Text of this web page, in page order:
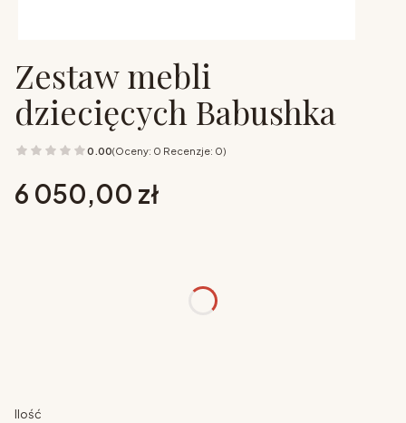
Zestaw mebli
dziecięcych Babushka
0.00(Oceny: 0 Recenzje: 0)
Cena
6 050,00 zł
Ilość